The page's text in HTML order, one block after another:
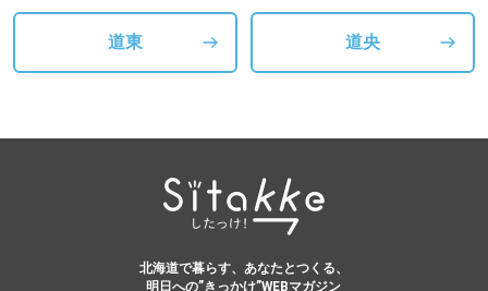
道東 道央
北海道で暮らす、あなたとつくる、
明日への”きっかけ”WEBマガジン